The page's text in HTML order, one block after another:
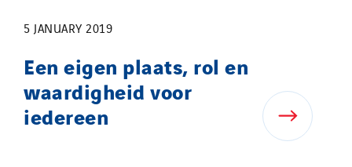
5 JANUARY 2019
Een eigen plaats, rol en
waardigheid voor
iedereen